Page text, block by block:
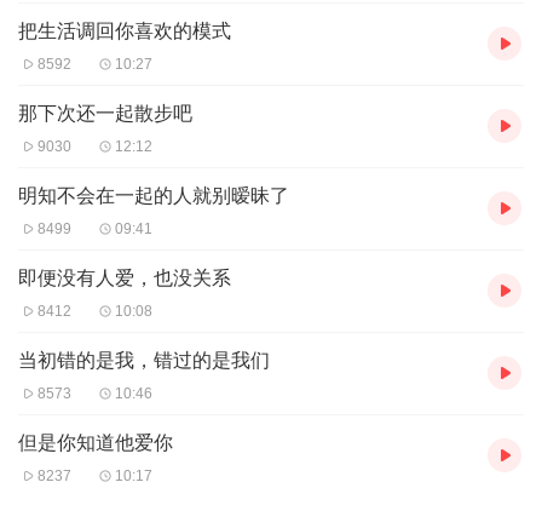
把生活调回你喜欢的模式
8592 10:27
那下次还一起散步吧
9030 12:12
明知不会在一起的人就别暧昧了
8499 09:41
即便没有人爱，也没关系
8412 10:08
当初错的是我，错过的是我们
8573 10:46
但是你知道他爱你
8237 10:17